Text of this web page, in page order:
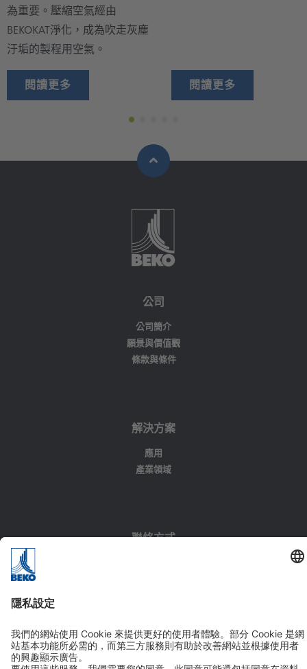
為重要。壓縮空氣經由
BEKOKAT淨化，成為吹走灰塵
汙垢的製程用空氣。
閱讀更多 閱讀更多
公司
公司簡介
願景與價值觀
條款與條件
解決方案
應用
產業領域
聯絡方式